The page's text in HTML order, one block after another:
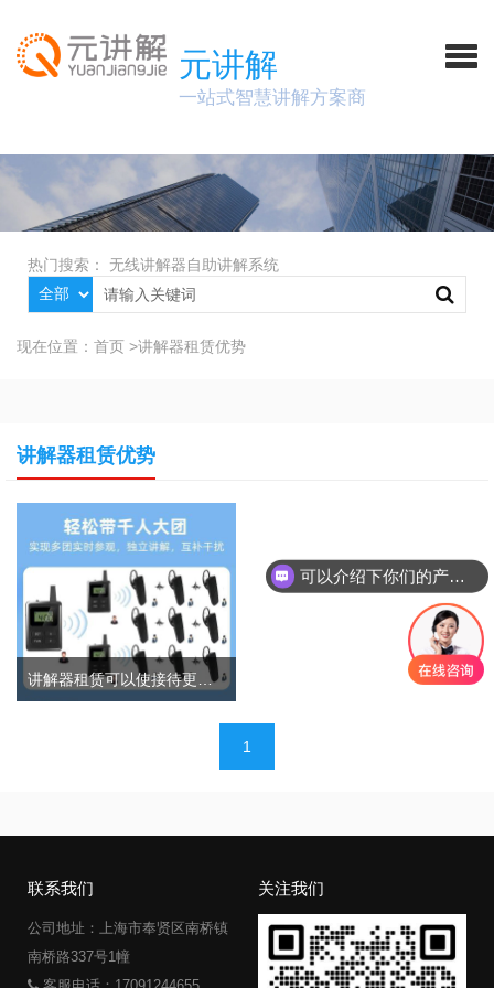
元讲解
一站式智慧讲解方案商
热门搜索： 无线讲解器自助讲解系统
现在位置： 首页 >讲解器租赁优势
讲解器租赁优势
讲解器租赁可以使接待更加便捷
1
联系我们
公司地址：上海市奉贤区南桥镇
南桥路337号1幢
关注我们
可以介绍下你们的产品么